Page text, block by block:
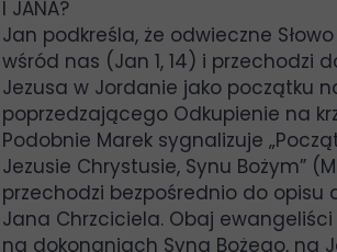
I JANA?
Jan podkreśla, że odwieczne
wśród nas (Jan 1, 14) i przechodzi
Jezusa w Jordanie jako początku
poprzedzającego Odkupienie na
Podobnie Marek sygnalizuje
Jezusie Chrystusie, Synu Bożym”
przechodzi bezpośrednio do opisu
Jana Chrzciciela. Obaj
na dokonaniach Syna Bożego, na